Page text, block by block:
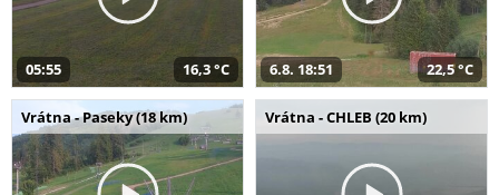
05:55 16,3 °C 6.8. 18:51 22,5 °C
Vrátna - Paseky (18 km) Vrátna - CHLEB (20 km)